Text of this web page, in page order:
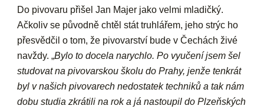
Do pivovaru přišel Jan Majer jako velmi mladičký.
Ačkoliv se původně chtěl stát truhlářem, jeho strýc ho
přesvědčil o tom, že pivovarství bude v Čechách živé
navždy. „Bylo to docela narychlo. Po vyučení jsem šel
studovat na pivovarskou školu do Prahy, jenže tenkrát
byl v našich pivovarech nedostatek techniků a tak nám
dobu studia zkrátili na rok a já nastoupil do Plzeňských